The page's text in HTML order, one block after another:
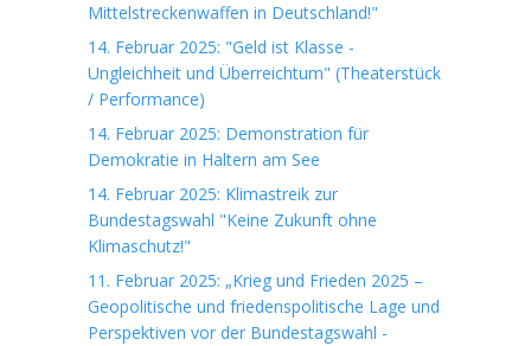
Mittelstreckenwaffen in Deutschland!"
14. Februar 2025: "Geld ist Klasse -
Ungleichheit und Überreichtum" (Theaterstück
/ Performance)
14. Februar 2025: Demonstration für
Demokratie in Haltern am See
14. Februar 2025: Klimastreik zur
Bundestagswahl "Keine Zukunft ohne
Klimaschutz!"
11. Februar 2025: „Krieg und Frieden 2025 –
Geopolitische und friedenspolitische Lage und
Perspektiven vor der Bundestagswahl -